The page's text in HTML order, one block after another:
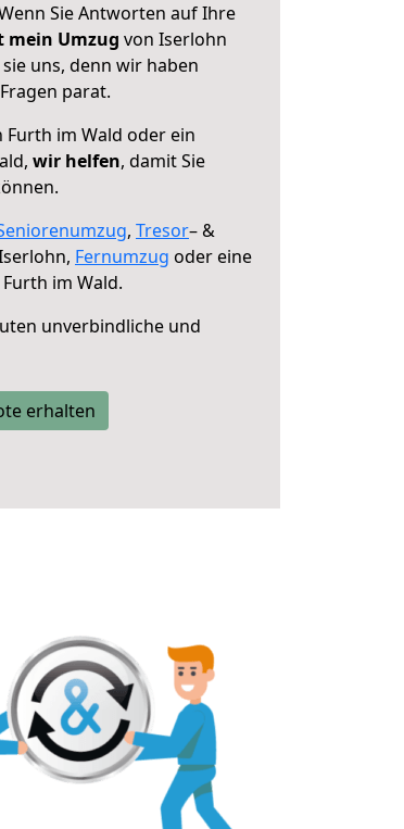
Sie Antworten auf Ihre
mein Umzug von Iserlohn
uns, denn wir haben
parat.
im Wald oder ein
wir helfen, damit Sie
, Tresor– &
Fernumzug oder eine
im Wald.
unverbindliche und
erhalten